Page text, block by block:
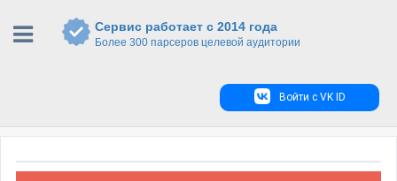
Сервис работает с 2014 года
Более 300 парсеров целевой аудитории
Войти с VK ID